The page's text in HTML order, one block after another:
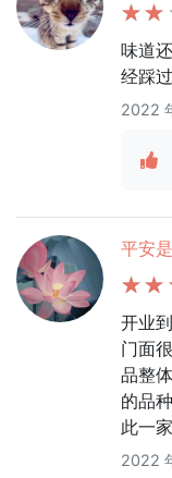
味道
经踩
2022
平安
开业
门面
品整
的品
此一
2022